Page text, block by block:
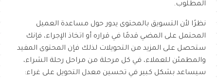
المطلوب.
نظرًا لأن التسويق بالمحتوى يدور حول مساعدة العميل
المحتمل على المضي قدمًا في قراره أو اتخاذ الإجراء، فإنك
ستحصل على المزيد من التحويلات لذلك فإن المحتوى المفيد
والمطمئن للعملاء، في كل مرحلة من مراحل رحلة الشراء،
سيساعد بشكل كبير في تحسين معدل التحويل على غراء: